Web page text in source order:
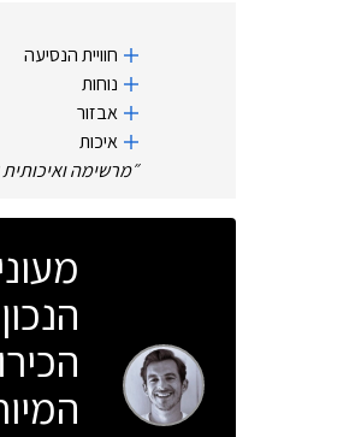
חוויית הנסיעה
נוחות
אבזור
איכות
״מרשימה